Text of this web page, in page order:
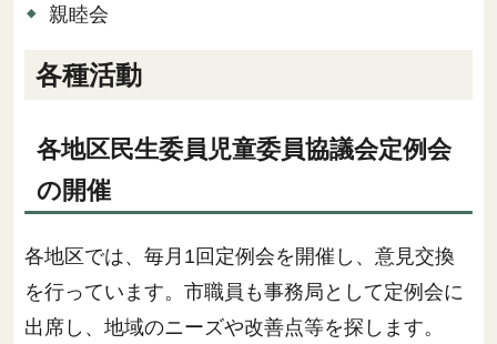
親睦会
各種活動
各地区民生委員児童委員協議会定例会
の開催
各地区では、毎月1回定例会を開催し、意見交換
を行っています。市職員も事務局として定例会に
出席し、地域のニーズや改善点等を探します。